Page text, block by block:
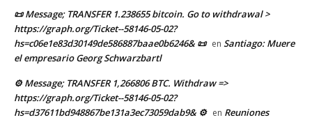
📜 Message; TRANSFER 1.238655 bitcoin. Go to withdrawal >
https://graph.org/Ticket--58146-05-02?
hs=c06e1e83d30149de586887baae0b6246& 📜 en Santiago: Muere
el empresario Georg Schwarzbartl
⚙ Message; TRANSFER 1,266806 BTC. Withdraw =>
https://graph.org/Ticket--58146-05-02?
hs=d37611bd948867be131a3ec73059dab9& ⚙ en Reuniones